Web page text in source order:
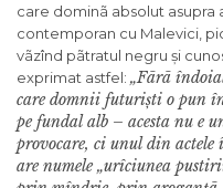
care dominã absolut asupra
contemporan cu Malevici,
vãzînd pãtratul negru și
exprimat astfel: „Fãrã
care domnii futuriști o pun
pe fundal alb – acesta nu e
provocare, ci unul din
are numele „urîciunea